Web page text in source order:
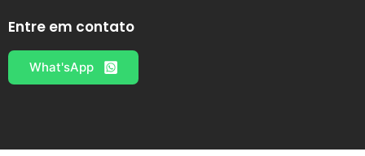
Entre em contato
What'sApp